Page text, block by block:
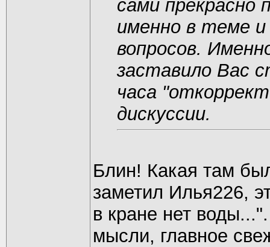
сами прекрасно
именно в теме
вопросов.
заставило Вас
часа
дискуссии.
Блин! Какая там
заметил Илья226,
в кране нет
мысли, главное